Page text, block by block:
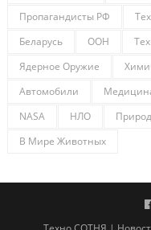
Пропагандисты РФ
Беларусь
ООН
Ядерное Оружие
Автомобили
NASA
НЛО
В Мире Животных